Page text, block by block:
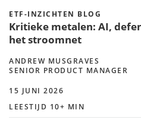
ETF-INZICHTEN BLOG
Kritieke metalen: AI,
het stroomnet
ANDREW MUSGRAVES
SENIOR PRODUCT MANAGER
15 JUNI 2026
LEESTIJD 10+ MIN